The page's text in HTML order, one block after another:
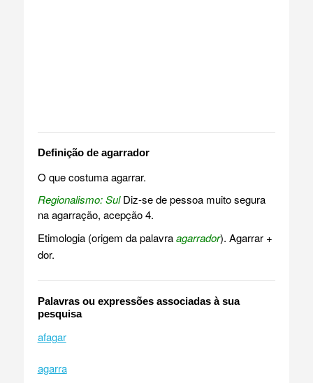
Definição de agarrador
O que costuma agarrar.
Regionalismo: SulDiz-se de pessoa muito segura
na agarração, acepção 4.
Etimologia (origem da palavraagarrador). Agarrar +
dor.
Palavras ou expressões associadas à sua
pesquisa
afagar
agarra